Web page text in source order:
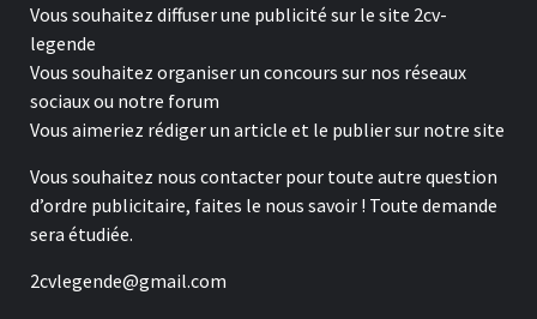
Vous souhaitez diffuser une publicité sur le site 2cv-
legende
Vous souhaitez organiser un concours sur nos réseaux
sociaux ou notre forum
Vous aimeriez rédiger un article et le publier sur notre site
Vous souhaitez nous contacter pour toute autre question
d’ordre publicitaire, faites le nous savoir ! Toute demande
sera étudiée.
2cvlegende@gmail.com